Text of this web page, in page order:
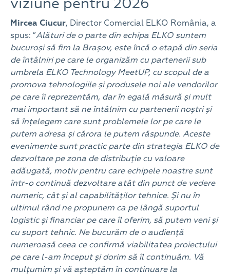
Mircea Ciucur, Director Comercial ELKO România, a
spus: ”Alături de o parte din echipa ELKO suntem
bucuroși să fim la Brașov, este încă o etapă din seria
de întâlniri pe care le organizăm cu partenerii sub
umbrela ELKO Technology MeetUP, cu scopul de a
promova tehnologiile și produsele noi ale vendorilor
pe care îi reprezentăm, dar în egală măsură și mult
mai important să ne întâlnim cu partenerii noștri și
să înțelegem care sunt problemele lor pe care le
putem adresa și cărora le putem răspunde. Aceste
evenimente sunt practic parte din strategia ELKO de
dezvoltare pe zona de distribuție cu valoare
adăugată, motiv pentru care echipele noastre sunt
într-o continuă dezvoltare atât din punct de vedere
numeric, cât și al capabilităților tehnice. Și nu în
ultimul rând ne propunem ca pe lângă suportul
logistic și financiar pe care îl oferim, să putem veni și
cu suport tehnic. Ne bucurăm de o audiență
numeroasă ceea ce confirmă viabilitatea proiectului
pe care l-am început și dorim să îl continuăm. Vă
mulțumim și vă așteptăm în continuare la